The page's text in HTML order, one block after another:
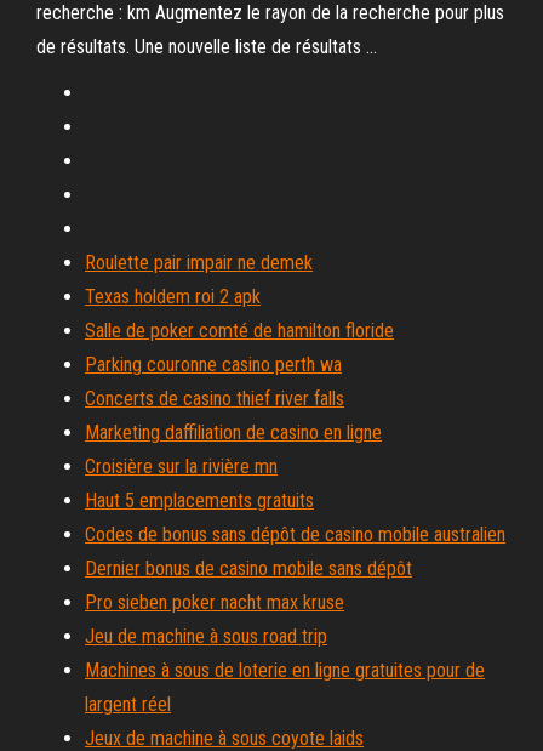
recherche : km Augmentez le rayon de la recherche pour plus
de résultats. Une nouvelle liste de résultats …
Roulette pair impair ne demek
Texas holdem roi 2 apk
Salle de poker comté de hamilton floride
Parking couronne casino perth wa
Concerts de casino thief river falls
Marketing daffiliation de casino en ligne
Croisière sur la rivière mn
Haut 5 emplacements gratuits
Codes de bonus sans dépôt de casino mobile australien
Dernier bonus de casino mobile sans dépôt
Pro sieben poker nacht max kruse
Jeu de machine à sous road trip
Machines à sous de loterie en ligne gratuites pour de
largent réel
Jeux de machine à sous coyote laids